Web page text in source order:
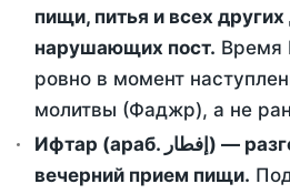
пищи, питья и всех других
нарушающих пост. Время
ровно в момент
молитвы (Фаджр), а не
Ифтар (араб. إفطار) — разговение - это
вечерний прием пищи.